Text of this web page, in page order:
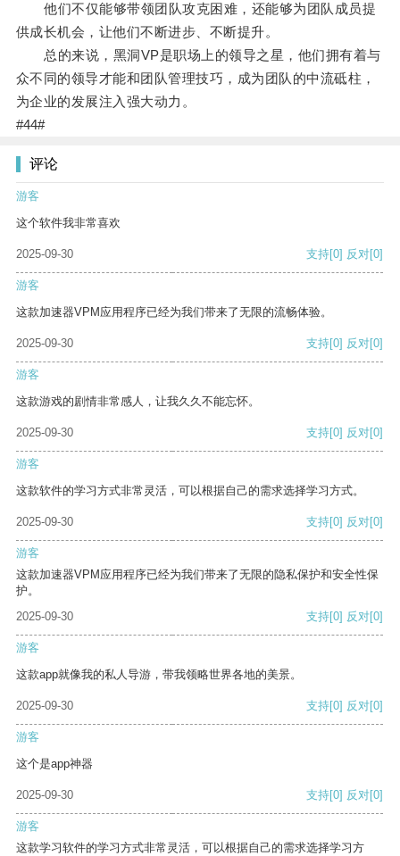
他们不仅能够带领团队攻克困难，还能够为团队成员提
供成长机会，让他们不断进步、不断提升。
总的来说，黑洞VP是职场上的领导之星，他们拥有着与
众不同的领导才能和团队管理技巧，成为团队的中流砥柱，
为企业的发展注入强大动力。
#44#
评论
游客
这个软件我非常喜欢
2025-09-30 支持[0] 反对[0]
游客
这款加速器VPM应用程序已经为我们带来了无限的流畅体验。
2025-09-30 支持[0] 反对[0]
游客
这款游戏的剧情非常感人，让我久久不能忘怀。
2025-09-30 支持[0] 反对[0]
游客
这款软件的学习方式非常灵活，可以根据自己的需求选择学习方式。
2025-09-30 支持[0] 反对[0]
游客
这款加速器VPM应用程序已经为我们带来了无限的隐私保护和安全性保
护。
2025-09-30
支持[0] 反对[0]
游客
这款app就像我的私人导游，带我领略世界各地的美景。
2025-09-30 支持[0] 反对[0]
游客
这个是app神器
2025-09-30 支持[0] 反对[0]
游客
这款学习软件的学习方式非常灵活，可以根据自己的需求选择学习方